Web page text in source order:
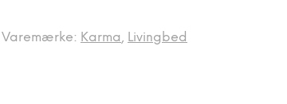
Varemærke: Karma, Livingbed